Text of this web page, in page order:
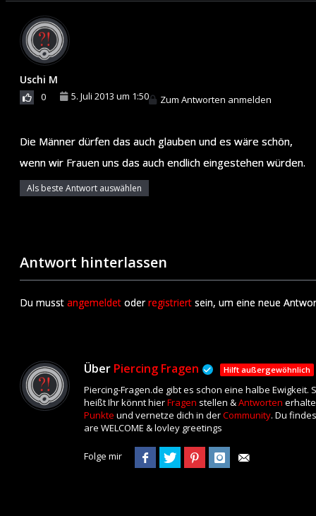
Uschi M
0 5. Juli 2013 um 1:50 Zum Antworten anmelden
Die Männer dürfen das auch glauben und es wäre schön,
wenn wir Frauen uns das auch endlich eingestehen würden.
Als beste Antwort auswählen
Antwort hinterlassen
Du musst angemeldet oderregistriert sein, um eine neue
Über Piercing Fragen Hilft außergewöhnlich
Piercing-Fragen.de gibt es schon eine halbe
heißt Ihr könnt hierFragen stellen &Antworten
Punkte und vernetze dich in derCommunity. Du
are WELCOME & lovley greetings
Folge mir